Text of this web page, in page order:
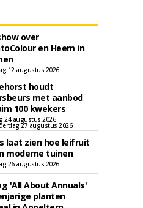
over
en Heem in
12 augustus 2026
houdt
met aanbod
100 kwekers
24 augustus 2026
27 augustus 2026
laat zien hoe leifruit
moderne tuinen
26 augustus 2026
'All About Annuals'
planten